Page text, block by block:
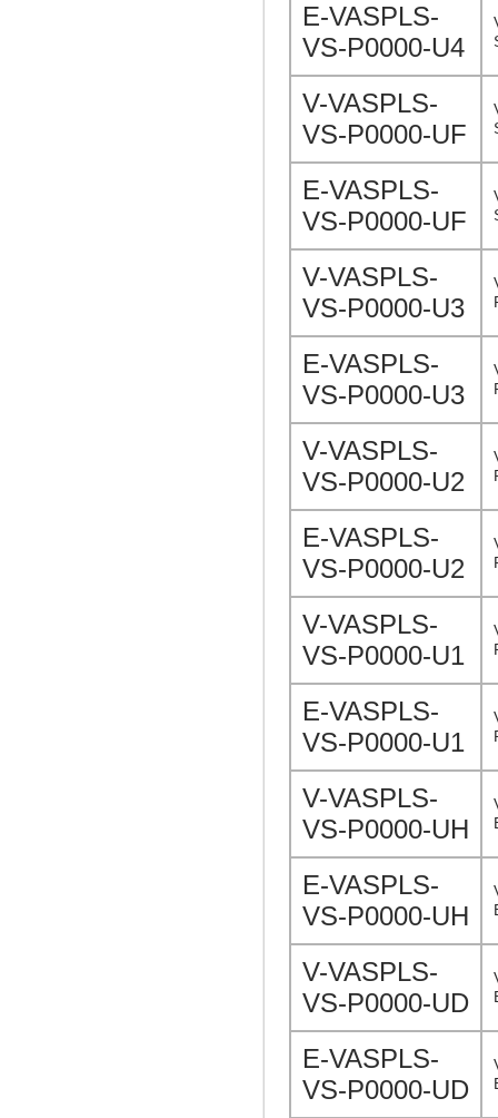
E-VASPLS-
VS-P0000-U4
V-VASPLS-
VS-P0000-UF
E-VASPLS-
VS-P0000-UF
V-VASPLS-
VS-P0000-U3
E-VASPLS-
VS-P0000-U3
V-VASPLS-
VS-P0000-U2
E-VASPLS-
VS-P0000-U2
V-VASPLS-
VS-P0000-U1
E-VASPLS-
VS-P0000-U1
V-VASPLS-
VS-P0000-UH
E-VASPLS-
VS-P0000-UH
V-VASPLS-
VS-P0000-UD
E-VASPLS-
VS-P0000-UD